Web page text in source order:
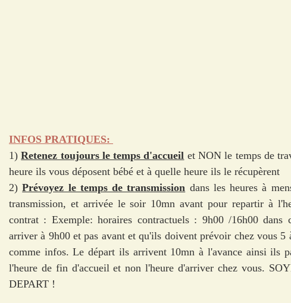
INFOS PRATIQUES:
1) Retenez toujours le temps d'accueil et NON le temps de
heure ils vous déposent bébé et à quelle heure ils le récupèrent
2) Prévoyez le temps de transmission dans les heures à
transmission, et arrivée le soir 10mn avant pour repartir à
contrat : Exemple: horaires contractuels : 9h00 /16h00
arriver à 9h00 et pas avant et qu'ils doivent prévoir chez vous
comme infos. Le départ ils arrivent 10mn à l'avance ainsi ils
l'heure de fin d'accueil et non l'heure d'arriver chez vous.
DEPART !